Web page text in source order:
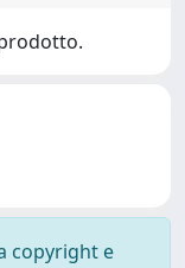
copyright e